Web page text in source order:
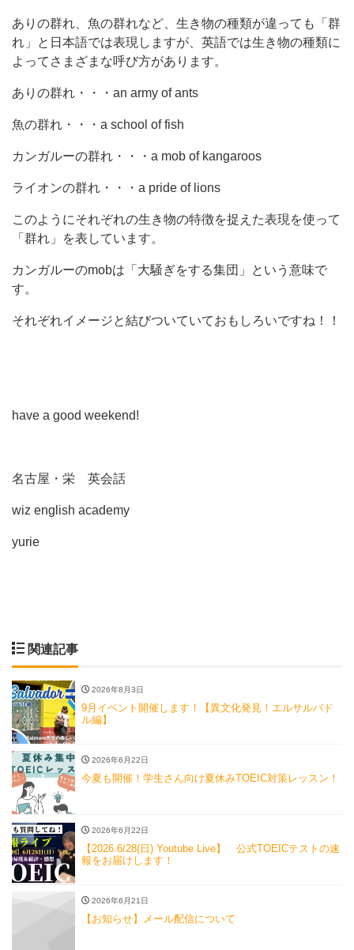
ありの群れ、魚の群れなど、生き物の種類が違っても「群
れ」と日本語では表現しますが、英語では生き物の種類に
よってさまざまな呼び方があります。
ありの群れ・・・an army of ants
魚の群れ・・・a school of fish
カンガルーの群れ・・・a mob of kangaroos
ライオンの群れ・・・a pride of lions
このようにそれぞれの生き物の特徴を捉えた表現を使って
「群れ」を表しています。
カンガルーのmobは「大騒ぎをする集団」という意味で
す。
それぞれイメージと結びついていておもしろいですね！！
have a good weekend!
名古屋・栄 英会話
wiz english academy
yurie
関連記事
2026年8月3日
9月イベント開催します！【異文化発見！エルサルバド
ル編】
2026年6月22日
今夏も開催！学生さん向け夏休みTOEIC対策レッスン！
2026年6月22日
【2026.6/28(日) Youtube Live】 公式TOEICテストの速
報をお届けします！
2026年6月21日
【お知らせ】メール配信について